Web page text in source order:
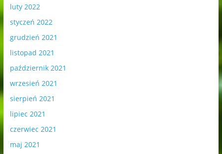
luty 2022
styczeń 2022
grudzień 2021
listopad 2021
październik 2021
wrzesień 2021
sierpień 2021
lipiec 2021
czerwiec 2021
maj 2021